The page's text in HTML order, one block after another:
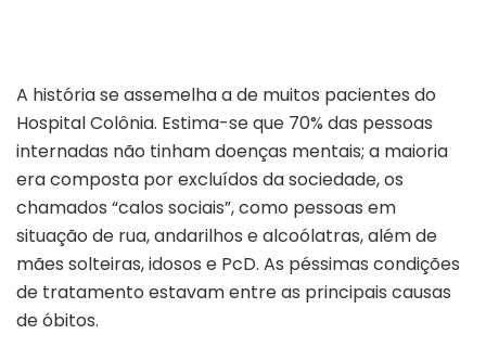
A história se assemelha a de muitos pacientes do
Hospital Colônia. Estima-se que 70% das pessoas
internadas não tinham doenças mentais; a maioria
era composta por excluídos da sociedade, os
chamados “calos sociais”, como pessoas em
situação de rua, andarilhos e alcoólatras, além de
mães solteiras, idosos e PcD. As péssimas condições
de tratamento estavam entre as principais causas
de óbitos.